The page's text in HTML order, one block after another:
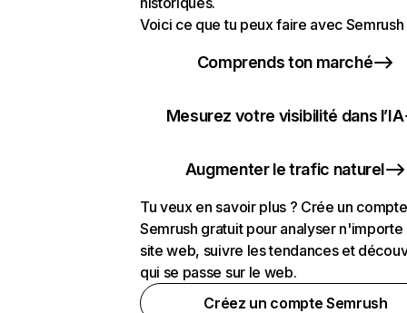
Voici ce que tu peux faire avec Semrush
Comprends ton marché
Mesurez votre visibilité dans l’IA
Augmenter le trafic naturel
Tu veux en savoir plus ? Crée un compte
Semrush gratuit pour analyser n'importe
site web, suivre les tendances et
qui se passe sur le web.
Créez un compte Semrush